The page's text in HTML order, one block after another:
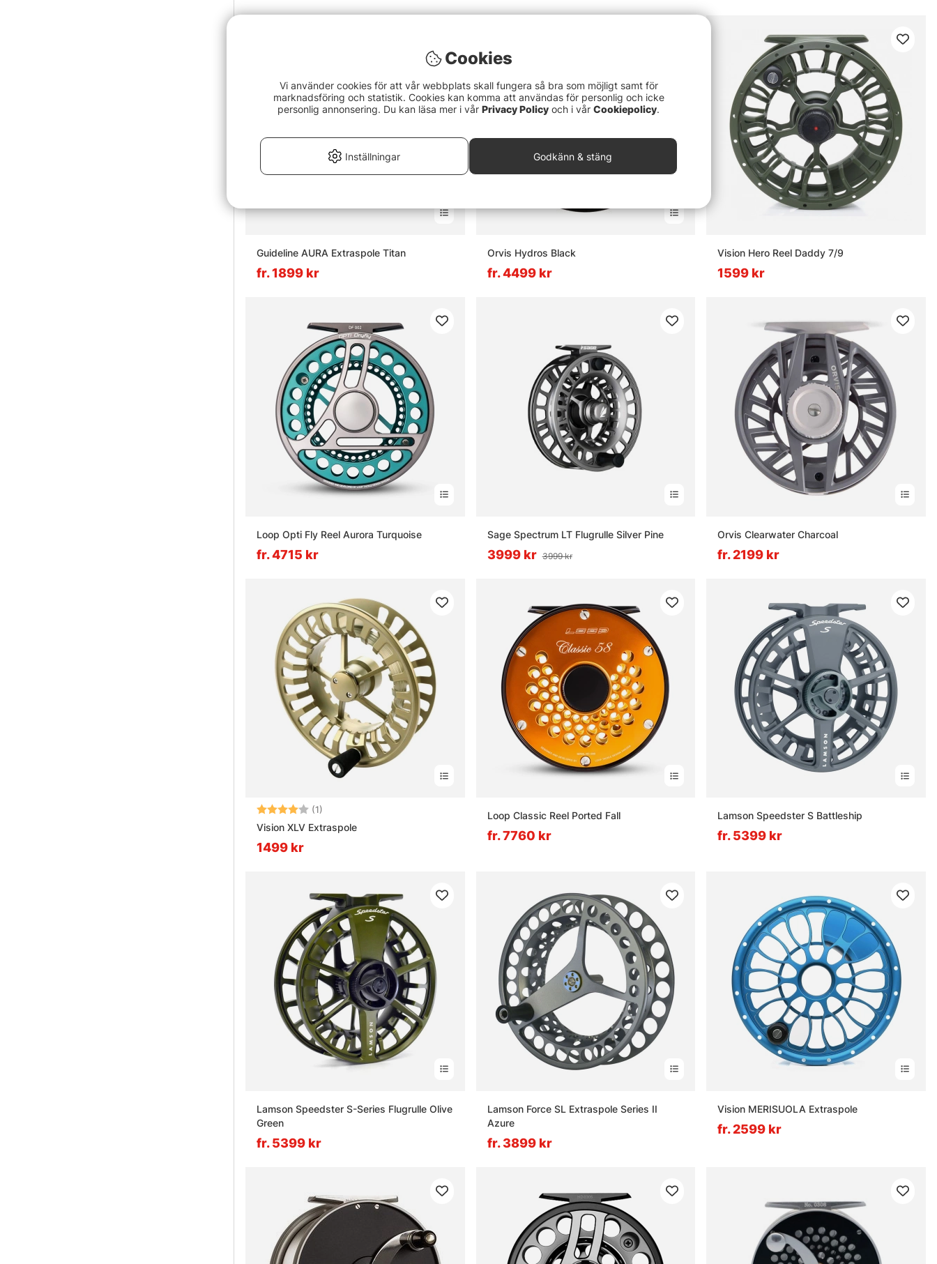
Guideline AURA Extraspole Titan
fr. 1899 kr
Orvis Hydros Black
fr. 4499 kr
Vision Hero Reel Daddy 7/9
1599 kr
Loop Opti Fly Reel Aurora Turquoise
fr. 4715 kr
Sage Spectrum LT Flugrulle Silver Pine
3999 kr 3999 kr
Orvis Clearwater Charcoal
fr. 2199 kr
Betyg: (1)
Vision XLV Extraspole
1499 kr
Loop Classic Reel Ported Fall
fr. 7760 kr
Lamson Speedster S Battleship
fr. 5399 kr
Lamson Speedster S-Series Flugrulle Olive
Green
fr. 5399 kr
Lamson Force SL Extraspole Series II
Azure
fr. 3899 kr
Vision MERISUOLA Extraspole
fr. 2599 kr
Cookies
Vi använder cookies för att vår webbplats skall fungera så bra som möjligt samt för
marknadsföring och statistik. Cookies kan komma att användas för personlig och icke
personlig annonsering. Du kan läsa mer i vår Privacy Policy och i vår Cookiepolicy.
Inställningar Godkänn & stäng